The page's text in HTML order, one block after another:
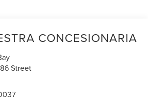
CONCESIONARIA
Street